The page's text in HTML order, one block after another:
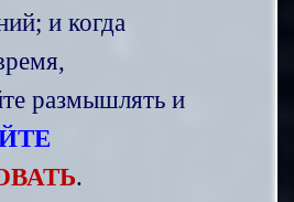
и когда
размышлять и
.